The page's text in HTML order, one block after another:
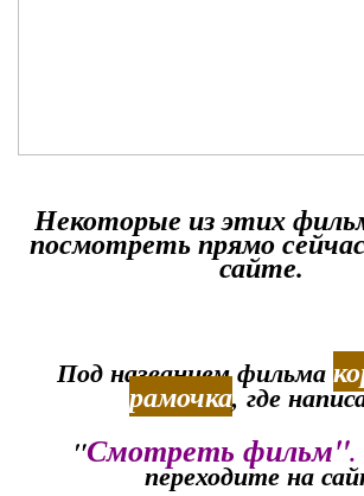
Некоторые из этих
посмотреть прямо
сайте.
Под названием фильма
рамочка, где
"Смотреть фильм".
переходите на